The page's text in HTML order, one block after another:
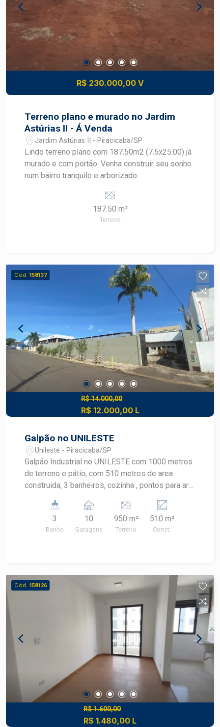
cobertas. Diferenciais: - Ambientes bem
distribuídos. - Armários planejados em diversos
cômodos. - Espaço ideal para home office. - Área
gourmet privativa para momentos de lazer e
é agente de desenvolvimento do mercado
imobiliário de Piracicaba. Agende sua visita.
R$ 230.000,00 V
Terreno plano e murado no Jardim
Astúrias II - Á Venda
Jardim Astúrias II - Piracicaba/SP
Lindo terreno plano com 187.50m2 (7.5x25.00) já
murado e com portão. Venha construir seu sonho
num bairro tranquilo e arborizado.
187.50 m²
Terreno
Cód. 158137
R$ 14.000,00
R$ 12.000,00 L
Galpão no UNILESTE
Unileste - Piracicaba/SP
Galpão Industrial no UNILESTE com 1000 metros
de terreno e pátio, com 510 metros de area
construida, 3 banheiros, cozinha , pontos para ar
piso de alta resistencia, pórtico para 1 tonelada,
pronto para seu negócio.
3
Banho
10
Garagens
950 m²
Terreno
510 m²
Const.
Cód. 158126
R$ 1.600,00
R$ 1.480,00 L